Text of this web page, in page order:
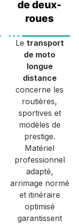
de deux-
roues
Le transport
de moto
longue
distance
concerne les
routières,
sportives et
modèles de
prestige.
Matériel
professionnel
adapté,
arrimage normé
et itinéraire
optimisé
garantissent